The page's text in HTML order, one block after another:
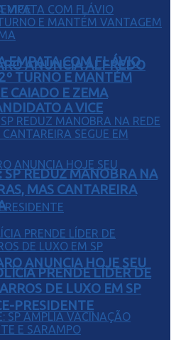
ANUNCIA ALFREDO
A VICE
ANUNCIA HOJE SEU
PRESIDENTE
EMPATA COM FLÁVIO
TURNO E MANTÉM
CAIADO E ZEMA
SP REDUZ MANOBRA NA
MAS CANTAREIRA
PRENDE LÍDER DE
DE LUXO EM SP